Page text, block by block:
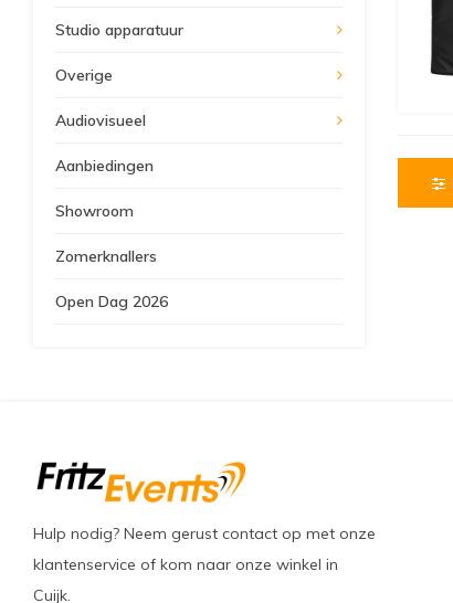
Studio apparatuur
Overige
Audiovisueel
Aanbiedingen
Showroom
Zomerknallers
Open Dag 2026
Hulp nodig? Neem gerust contact op met onze
klantenservice of kom naar onze winkel in
Cuijk.